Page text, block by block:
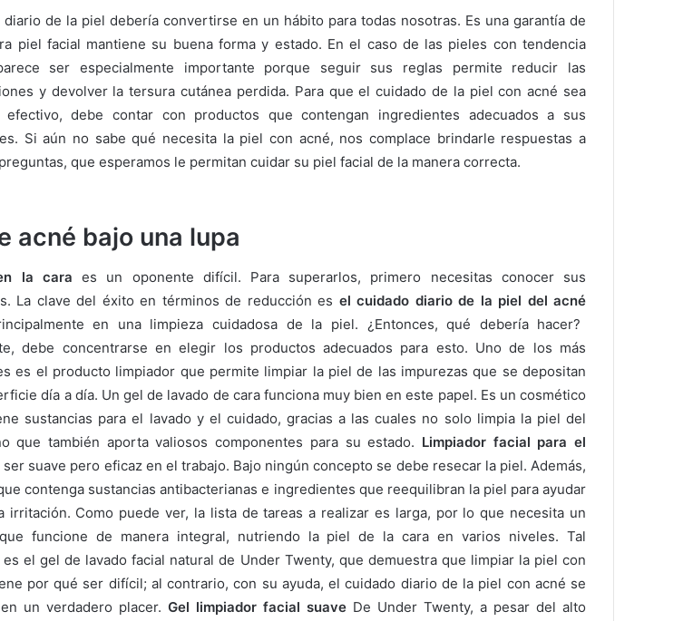
diario de la piel debería convertirse en un hábito para todas nosotras. Es una garantía de
piel facial mantiene su buena forma y estado. En el caso de las pieles con tendencia
ser especialmente importante porque seguir sus reglas permite reducir las
y devolver la tersura cutánea perdida. Para que el cuidado de la piel con acné sea
efectivo, debe contar con productos que contengan ingredientes adecuados a sus
Si aún no sabe qué necesita la piel con acné, nos complace brindarle respuestas a
que esperamos le permitan cuidar su piel facial de la manera correcta.
acné bajo una lupa
la cara es un oponente difícil. Para superarlos, primero necesitas conocer sus
La clave del éxito en términos de reducción es el cuidado diario de la piel del acné
en una limpieza cuidadosa de la piel. ¿Entonces, qué debería hacer?
debe concentrarse en elegir los productos adecuados para esto. Uno de los más
es el producto limpiador que permite limpiar la piel de las impurezas que se depositan
día a día. Un gel de lavado de cara funciona muy bien en este papel. Es un cosmético
sustancias para el lavado y el cuidado, gracias a las cuales no solo limpia la piel del
que también aporta valiosos componentes para su estado. Limpiador facial para el
ser suave pero eficaz en el trabajo. Bajo ningún concepto se debe resecar la piel. Además,
contenga sustancias antibacterianas e ingredientes que reequilibran la piel para ayudar
irritación. Como puede ver, la lista de tareas a realizar es larga, por lo que necesita un
funcione de manera integral, nutriendo la piel de la cara en varios niveles. Tal
el gel de lavado facial natural de Under Twenty, que demuestra que limpiar la piel con
por qué ser difícil; al contrario, con su ayuda, el cuidado diario de la piel con acné se
un verdadero placer. Gel limpiador facial suave De Under Twenty, a pesar del alto